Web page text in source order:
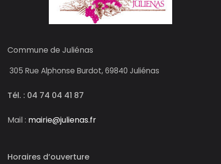
Commune de Juliénas
305 Rue Alphonse Burdot, 69840 Juliénas
Tél. : 04 74 04 41 87
Mail : mairie@julienas.fr
Horaires d’ouverture